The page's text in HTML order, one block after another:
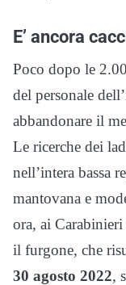
E’ ancora
Poco dopo le
del personale
abbandonare il
Le ricerche dei
nell’intera bassa
mantovana e
ora, ai
il furgone, che
30 agosto 2022,